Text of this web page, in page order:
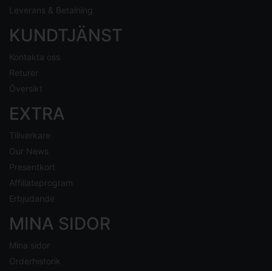
Leverans & Betalning
KUNDTJÄNST
Kontakta oss
Returer
Översikt
EXTRA
Tillverkare
Our News
Presentkort
Affiliateprogram
Erbjudande
MINA SIDOR
Mina sidor
Orderhistorik